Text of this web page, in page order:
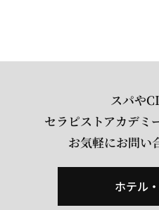
スパや
セラピストアカデミ
お気軽にお問い
ホテル